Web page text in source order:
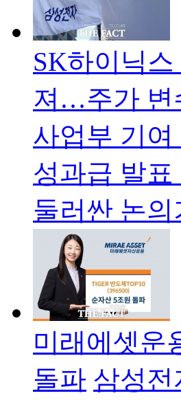
SK하이닉
져…주가 변
사업부 기
성과급 발
둘러싼 논
미래에셋운
돌파 삼성전